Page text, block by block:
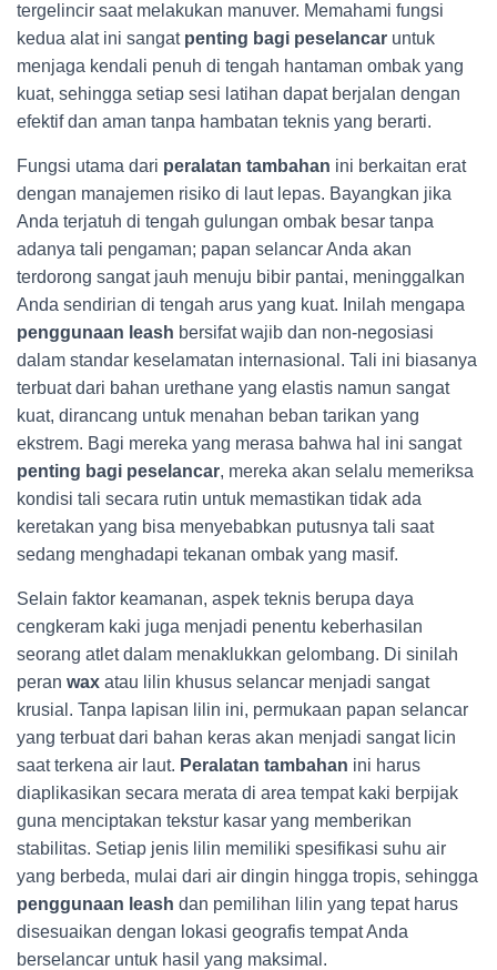
tergelincir saat melakukan manuver. Memahami fungsi
kedua alat ini sangat penting bagi peselancar untuk
menjaga kendali penuh di tengah hantaman ombak yang
kuat, sehingga setiap sesi latihan dapat berjalan dengan
efektif dan aman tanpa hambatan teknis yang berarti.
Fungsi utama dari peralatan tambahan ini berkaitan erat
dengan manajemen risiko di laut lepas. Bayangkan jika
Anda terjatuh di tengah gulungan ombak besar tanpa
adanya tali pengaman; papan selancar Anda akan
terdorong sangat jauh menuju bibir pantai, meninggalkan
Anda sendirian di tengah arus yang kuat. Inilah mengapa
penggunaan leash bersifat wajib dan non-negosiasi
dalam standar keselamatan internasional. Tali ini biasanya
terbuat dari bahan urethane yang elastis namun sangat
kuat, dirancang untuk menahan beban tarikan yang
ekstrem. Bagi mereka yang merasa bahwa hal ini sangat
penting bagi peselancar, mereka akan selalu memeriksa
kondisi tali secara rutin untuk memastikan tidak ada
keretakan yang bisa menyebabkan putusnya tali saat
sedang menghadapi tekanan ombak yang masif.
Selain faktor keamanan, aspek teknis berupa daya
cengkeram kaki juga menjadi penentu keberhasilan
seorang atlet dalam menaklukkan gelombang. Di sinilah
peran wax atau lilin khusus selancar menjadi sangat
krusial. Tanpa lapisan lilin ini, permukaan papan selancar
yang terbuat dari bahan keras akan menjadi sangat licin
saat terkena air laut. Peralatan tambahan ini harus
diaplikasikan secara merata di area tempat kaki berpijak
guna menciptakan tekstur kasar yang memberikan
stabilitas. Setiap jenis lilin memiliki spesifikasi suhu air
yang berbeda, mulai dari air dingin hingga tropis, sehingga
penggunaan leash dan pemilihan lilin yang tepat harus
disesuaikan dengan lokasi geografis tempat Anda
berselancar untuk hasil yang maksimal.